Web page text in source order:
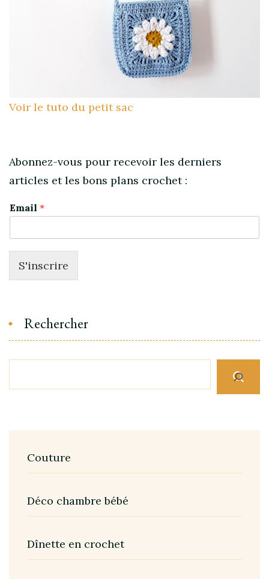
Voir le tuto du petit sac
Abonnez-vous pour recevoir les derniers
articles et les bons plans crochet :
Email *
S'inscrire
Rechercher
Couture
Déco chambre bébé
Dînette en crochet